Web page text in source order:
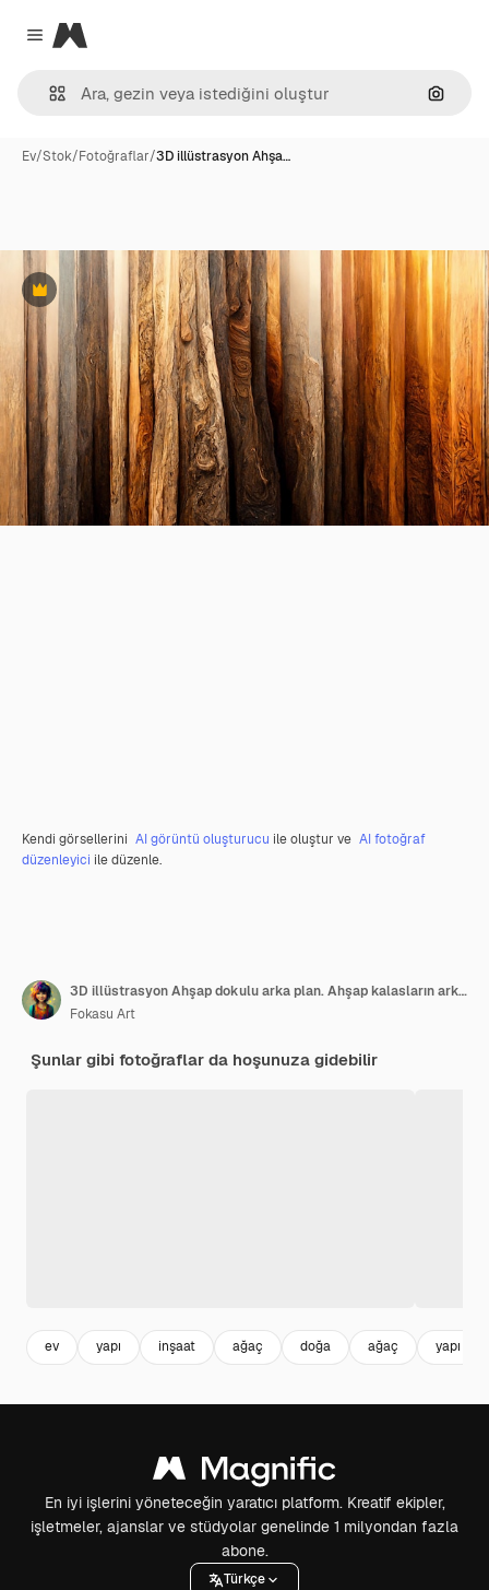
Close menu
Magnific
Ev/Stok/Fotoğraflar/3D illüstrasyon Ahşa…
Premium
Kendi görsellerini AI görüntü oluşturucu ile oluştur ve AI fotoğraf
düzenleyici ile düzenle.
3D illüstrasyon Ahşap dokulu arka plan. Ahşap kalasların arka planı, ahşap yüzey dokulu arka plan.
Fokasu Art
Şunlar gibi fotoğraflar da hoşunuza gidebilir
ev yapı inşaat ağaç doğa ağaç yapı
En iyi işlerini yöneteceğin yaratıcı platform. Kreatif ekipler,
işletmeler, ajanslar ve stüdyolar genelinde 1 milyondan fazla
abone.
Türkçe